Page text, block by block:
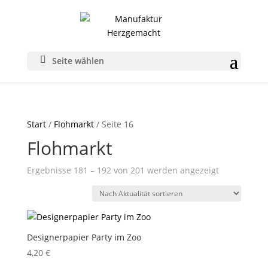
Seite wählen
Start/ Flohmarkt/ Seite 16
Flohmarkt
Ergebnisse 181 – 192 von 201 werden angezeigtNach
sortiert
Designerpapier Party im Zoo
4,20 €